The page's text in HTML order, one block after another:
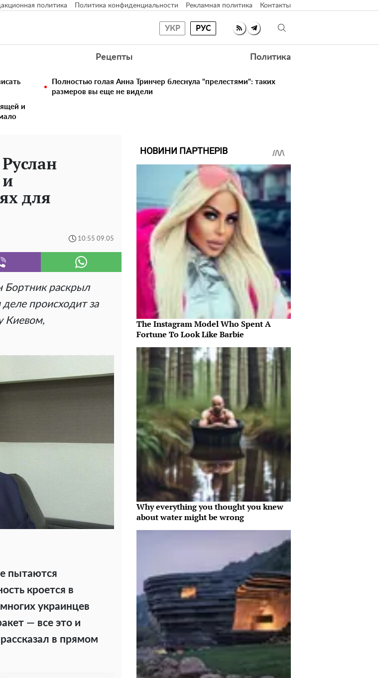
политика Политика конфиденциальности Рекламная политика Контакты
УКР РУС
Рецепты Политика
Полностью голая Анна Тринчер блеснула "прелестями": таких
размеров вы еще не видели
и
для
10:55 09.05
Бортник раскрыл
происходит за
Киевом,
пытаются
кроется в
украинцев
— все это и
в прямом
НОВИНИ ПАРТНЕРІВ
The Instagram Model Who Spent A
Fortune To Look Like Barbie
Why everything you thought you knew
about water might be wrong